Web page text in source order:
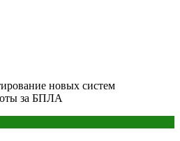
новых систем
за БПЛА